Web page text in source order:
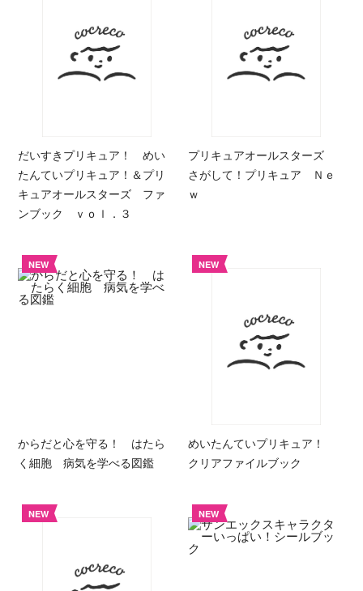
だいすきプリキュア！ めい
たんていプリキュア！＆プリ
キュアオールスターズ ファ
ンブック ｖｏｌ．３
プリキュアオールスターズ
さがして！プリキュア Ｎｅ
ｗ
NEW
からだと心を守る！ はたら
く細胞 病気を学べる図鑑
NEW
めいたんていプリキュア！
クリアファイルブック
NEW NEW